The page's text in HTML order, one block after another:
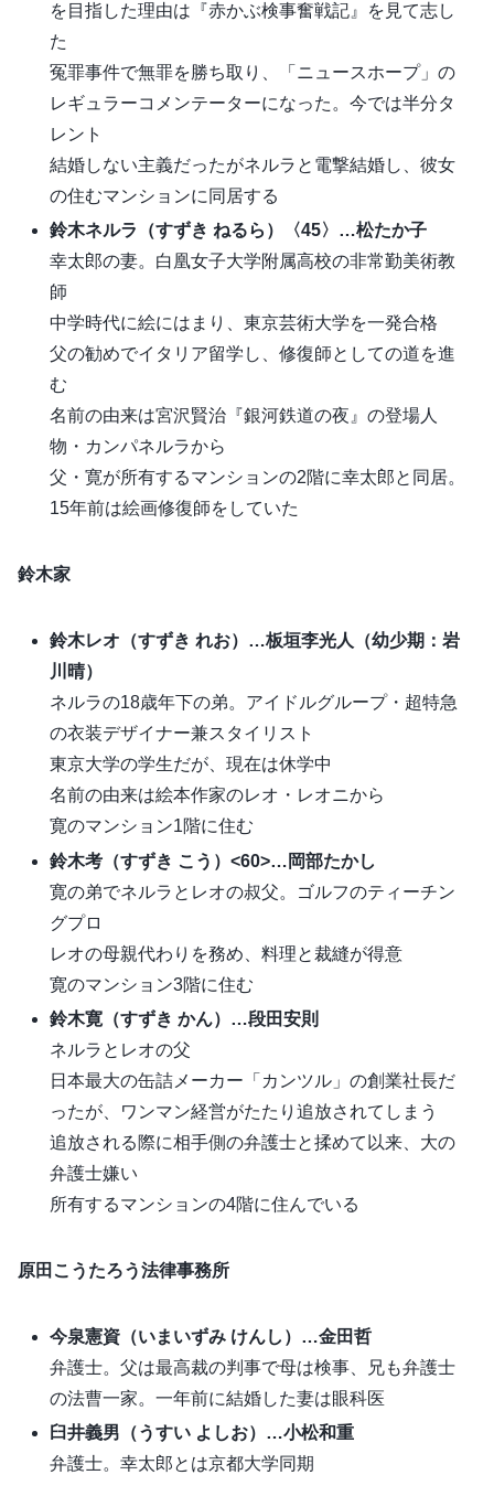
を目指した理由は『赤かぶ検事奮戦記』を見て志し
た
冤罪事件で無罪を勝ち取り、「ニュースホープ」の
レギュラーコメンテーターになった。今では半分タ
レント
結婚しない主義だったがネルラと電撃結婚し、彼女
の住むマンションに同居する
鈴木ネルラ（すずき ねるら）〈45〉…松たか子
幸太郎の妻。白凰女子大学附属高校の非常勤美術教
師
中学時代に絵にはまり、東京芸術大学を一発合格
父の勧めでイタリア留学し、修復師としての道を進
む
名前の由来は宮沢賢治『銀河鉄道の夜』の登場人
物・カンパネルラから
父・寛が所有するマンションの2階に幸太郎と同居。
15年前は絵画修復師をしていた
鈴木家
鈴木レオ（すずき れお）…板垣李光人
（幼少期：岩
川晴）
ネルラの18歳年下の弟。アイドルグループ・超特急
の衣装デザイナー兼スタイリスト
東京大学の学生だが、現在は休学中
名前の由来は絵本作家のレオ・レオニから
寛のマンション1階に住む
鈴木考（すずき こう）<60>…岡部たかし
寛の弟でネルラとレオの叔父。ゴルフのティーチン
グプロ
レオの母親代わりを務め、料理と裁縫が得意
寛のマンション3階に住む
鈴木寛（すずき かん）…段田安則
ネルラとレオの父
日本最大の缶詰メーカー「カンツル」の創業社長だ
ったが、ワンマン経営がたたり追放されてしまう
追放される際に相手側の弁護士と揉めて以来、大の
弁護士嫌い
所有するマンションの4階に住んでいる
原田こうたろう法律事務所
今泉憲資（いまいずみ けんし）…金田哲
弁護士。父は最高裁の判事で母は検事、兄も弁護士
の法曹一家。一年前に結婚した妻は眼科医
臼井義男（うすい よしお）…小松和重
弁護士。幸太郎とは京都大学同期